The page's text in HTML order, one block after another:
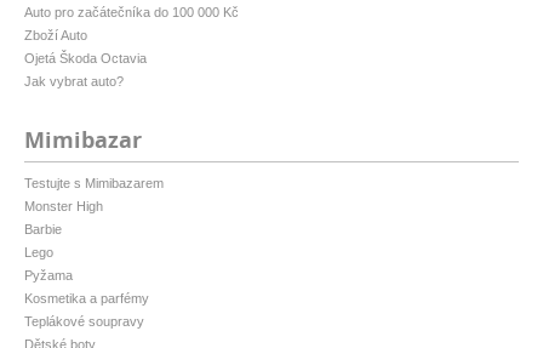
Auto pro začátečníka do 100 000 Kč
Zboží Auto
Ojetá Škoda Octavia
Jak vybrat auto?
Mimibazar
Testujte s Mimibazarem
Monster High
Barbie
Lego
Pyžama
Kosmetika a parfémy
Teplákové soupravy
Dětské boty